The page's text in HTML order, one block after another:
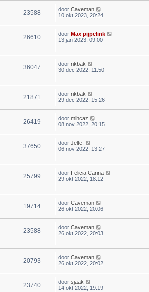
23588 door Caveman
10 okt 2023, 20:24
26610 door Max pijpelink
13 jan 2023, 09:00
36047 door rikbak
30 dec 2022, 11:50
21871 door rikbak
29 dec 2022, 15:26
26419 door mihcaz
08 nov 2022, 20:15
37650 door Jelte.
06 nov 2022, 13:27
25799 door Felicia Carina
29 okt 2022, 18:12
19714 door Caveman
26 okt 2022, 20:06
23588 door Caveman
26 okt 2022, 20:03
20793 door Caveman
26 okt 2022, 20:02
23740 door sjaak
14 okt 2022, 19:19